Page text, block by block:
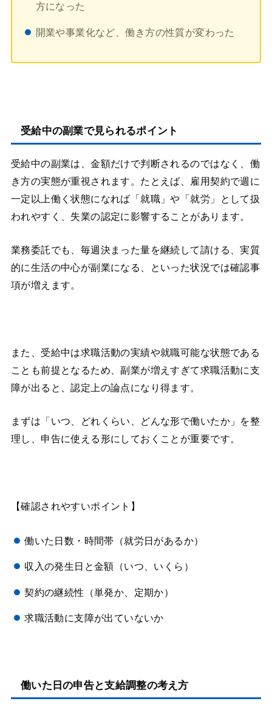
方になった
開業や事業化など、働き方の性質が変わった
受給中の副業で見られるポイント
受給中の副業は、金額だけで判断されるのではなく、働
き方の実態が重視されます。たとえば、雇用契約で週に
一定以上働く状態になれば「就職」や「就労」として扱
われやすく、失業の認定に影響することがあります。
業務委託でも、毎週決まった量を継続して請ける、実質
的に生活の中心が副業になる、といった状況では確認事
項が増えます。
また、受給中は求職活動の実績や就職可能な状態である
ことも前提となるため、副業が増えすぎて求職活動に支
障が出ると、認定上の論点になり得ます。
まずは「いつ、どれくらい、どんな形で働いたか」を整
理し、申告に使える形にしておくことが重要です。
【確認されやすいポイント】
働いた日数・時間帯（就労日があるか）
収入の発生日と金額（いつ、いくら）
契約の継続性（単発か、定期か）
求職活動に支障が出ていないか
働いた日の申告と支給調整の考え方